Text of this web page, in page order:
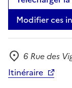
Modifier ces
Adresse
6 Rue des
Itinéraire